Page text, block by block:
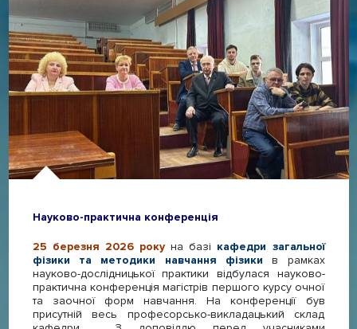
Науково-практична конференція
25 березня 2026 рокуна базі кафедри загальної
фізики та методики навчання фізики в рамках
науково-дослідницької практики відбулася науково-
практична конференція магістрів першого курсу очної
та заочної форм навчання. На конференції був
присутній весь професорсько-викладацький склад